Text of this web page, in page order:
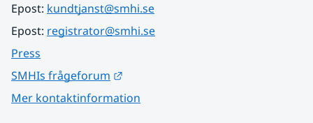
Epost: kundtjanst@smhi.se
Epost: registrator@smhi.se
Press
SMHIs frågeforum
Mer kontaktinformation